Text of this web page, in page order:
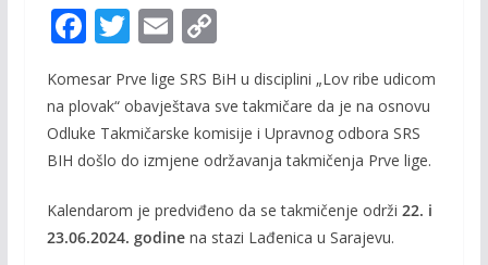
F
e
b
o
o
k
T
w
itt
er
E
ai
l
C
p
y
Li
n
k
Komesar Prve lige SRS BiH u disciplini „Lov ribe udicom
na plovak“ obavještava sve takmičare da je na osnovu
Odluke Takmičarske komisije i Upravnog odbora SRS
BIH došlo do izmjene održavanja takmičenja Prve lige.
Kalendarom je predviđeno da se takmičenje održi 22. i
23.06.2024. godine na stazi Lađenica u Sarajevu.